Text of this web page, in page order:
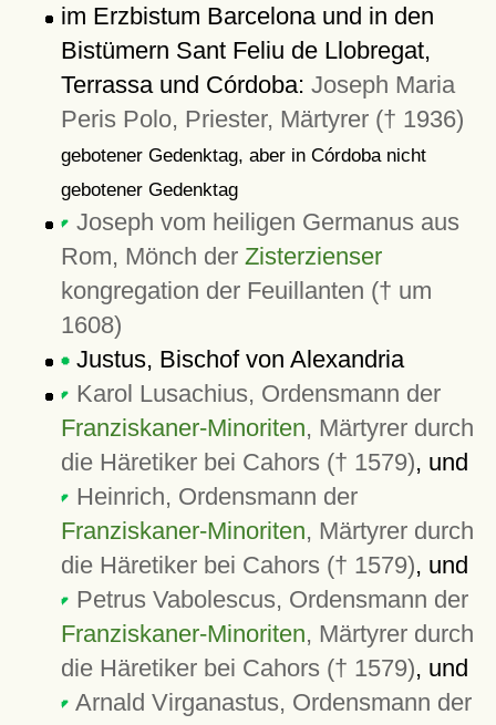
im Erzbistum Barcelona und in den
Bistümern Sant Feliu de Llobregat,
Terrassa und Córdoba: Joseph Maria
Peris Polo, Priester, Märtyrer († 1936)
gebotener Gedenktag, aber in Córdoba nicht
gebotener Gedenktag
Joseph vom heiligen Germanus aus
Rom, Mönch der Zisterzienser
kongregation der Feuillanten († um
1608)
Justus, Bischof von Alexandria
Karol Lusachius, Ordensmann der
Franziskaner-Minoriten, Märtyrer durch
die Häretiker bei Cahors († 1579), und
Heinrich, Ordensmann der
Franziskaner-Minoriten, Märtyrer durch
die Häretiker bei Cahors († 1579), und
Petrus Vabolescus, Ordensmann der
Franziskaner-Minoriten, Märtyrer durch
die Häretiker bei Cahors († 1579), und
Arnald Virganastus, Ordensmann der